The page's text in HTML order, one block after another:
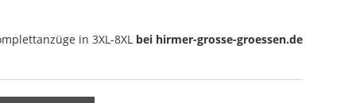
in 3XL-8XL bei hirmer-grosse-groessen.de